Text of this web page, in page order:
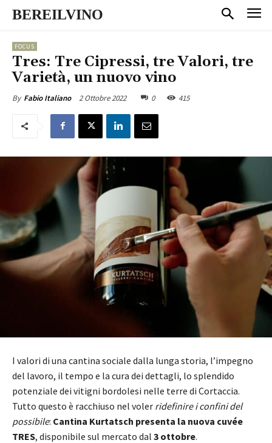
BEREILVINO
FOCUS
Tres: Tre Cipressi, tre Valori, tre
Varietà, un nuovo vino
By Fabio Italiano 2 Ottobre 2022 0 415
I valori di una cantina sociale dalla lunga storia, l’impegno
del lavoro, il tempo e la cura dei dettagli, lo splendido
potenziale dei vitigni bordolesi nelle terre di Cortaccia.
Tutto questo è racchiuso nel voler ridefinire i confini del
possibile: Cantina Kurtatsch presenta la nuova cuvée
TRES, disponibile sul mercato dal 3 ottobre.